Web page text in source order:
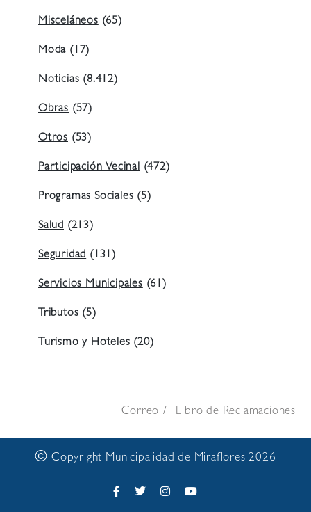
Misceláneos(65)
Moda(17)
Noticias(8.412)
Obras (57)
Otros (53)
Participación Vecinal(472)
Programas Sociales(5)
Salud (213)
Seguridad(131)
Servicios Municipales(61)
Tributos(5)
Turismo y Hoteles(20)
Correo Libro de Reclamaciones
© Copyright Municipalidad de Miraflores 2026